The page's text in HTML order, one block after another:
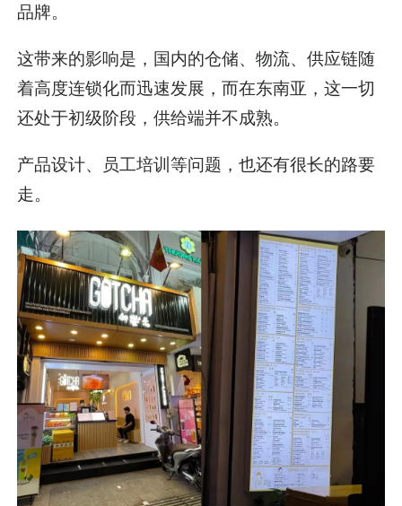
品牌。
这带来的影响是，国内的仓储、物流、供应链随
着高度连锁化而迅速发展，而在东南亚，这一切
还处于初级阶段，供给端并不成熟。
产品设计、员工培训等问题，也还有很长的路要
走。